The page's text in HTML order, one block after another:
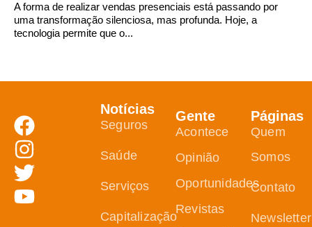
A forma de realizar vendas presenciais está passando por
uma transformação silenciosa, mas profunda. Hoje, a
tecnologia permite que o...
Notícias
Seguros
Saúde
Serviços
Capitalização
Gente
Acontece
Opinião
Oportunidades
Revistas
Páginas
Quem
Somos
Contato
Newsletter